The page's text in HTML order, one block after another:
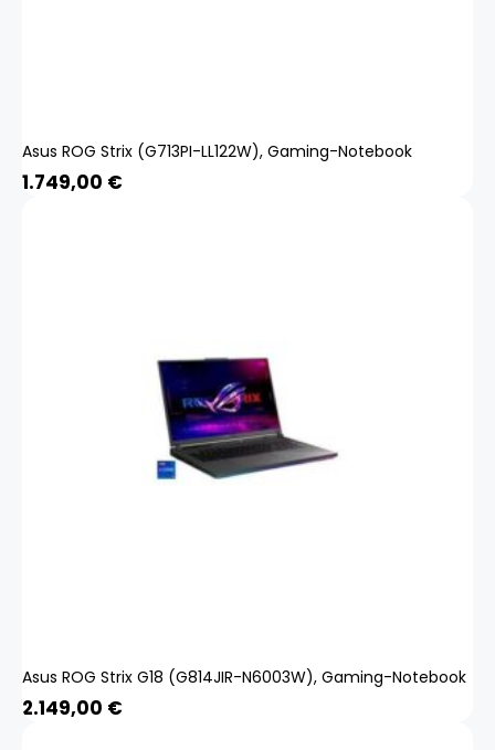
Asus ROG Strix (G713PI-LL122W), Gaming-Notebook
1.749,00 €
Asus ROG Strix G18 (G814JIR-N6003W), Gaming-Notebook
2.149,00 €